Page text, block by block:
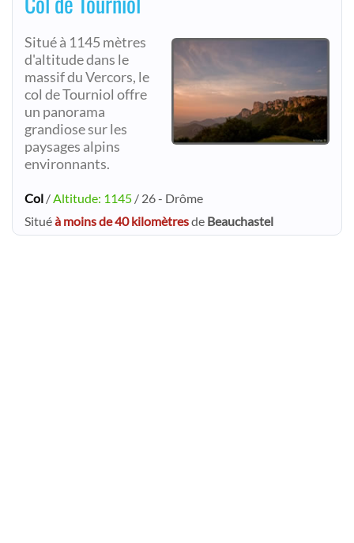
Situé à 1145 mètres
d'altitude dans le
massif du Vercors, le
col de Tourniol offre
un panorama
grandiose sur les
paysages alpins
environnants.
Col / Altitude: 1145 / 26 - Drôme
Situéà moins de 40 kilomètresde Beauchastel